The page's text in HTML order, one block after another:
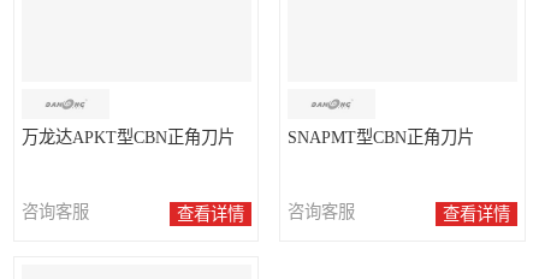
万龙达APKT型CBN正角刀片
咨询客服 查看详情
SNAPMT型CBN正角刀片
咨询客服 查看详情